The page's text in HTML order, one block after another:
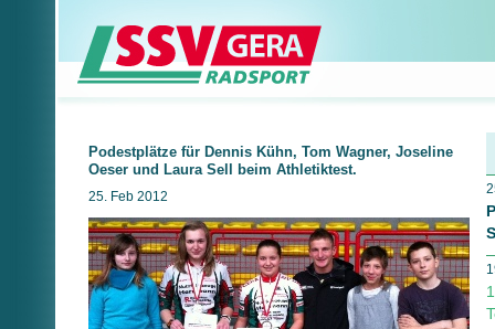
Podestplätze für Dennis Kühn, Tom Wagner, Joseline
Oeser und Laura Sell beim Athletiktest.
25. Feb 2012